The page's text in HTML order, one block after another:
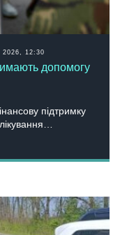
12:30
допомогу
підтримку